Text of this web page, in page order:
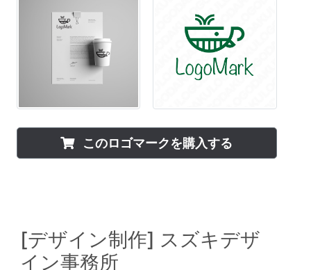
このロゴマークを購入する
[デザイン制作] スズキデザ
イン事務所